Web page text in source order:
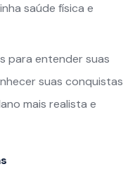
saúde física e
para entender suas
suas conquistas
mais realista e